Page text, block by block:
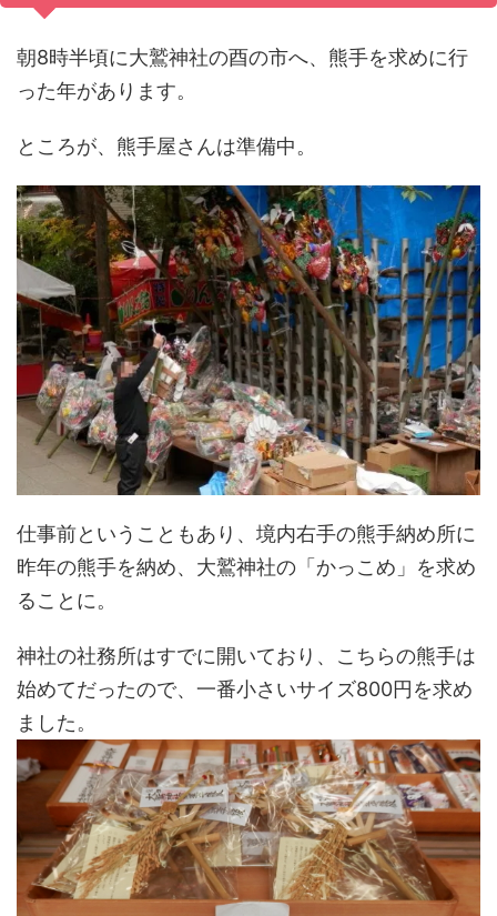
朝8時半頃に大鷲神社の酉の市へ、熊手を求めに行
った年があります。
ところが、熊手屋さんは準備中。
仕事前ということもあり、境内右手の熊手納め所に
昨年の熊手を納め、大鷲神社の「かっこめ」を求め
ることに。
神社の社務所はすでに開いており、こちらの熊手は
始めてだったので、一番小さいサイズ800円を求め
ました。